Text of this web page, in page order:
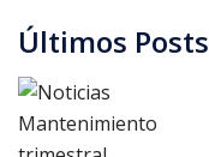
Últimos Posts